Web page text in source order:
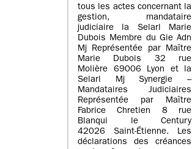
tous les actes concernant la
gestion, mandataire
judiciaire la Selarl Marie
Dubois Membre du Gie Adn
Mj Représentée par Maître
Marie Dubois 32 rue
Molière 69006 Lyon et la
Selarl Mj Synergie –
Mandataires Judiciaires
Représentée par Maître
Fabrice Chretien 8 rue
Blanqui le Century
42026 Saint-Étienne. Les
déclarations des créances